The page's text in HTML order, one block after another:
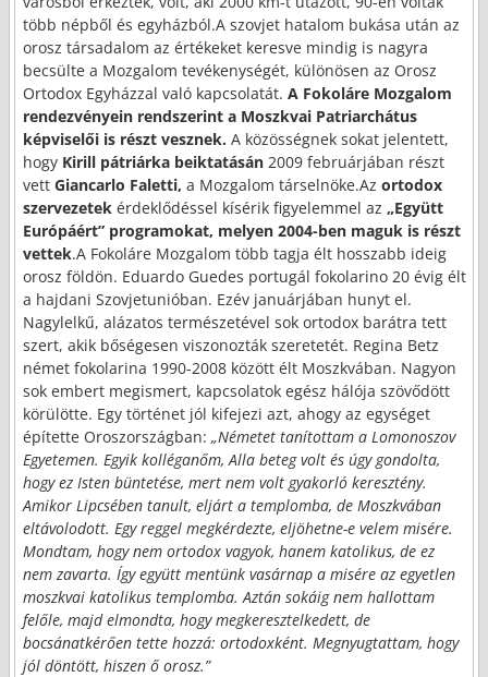
több népből és egyházból.A szovjet hatalom bukása után az
orosz társadalom az értékeket keresve mindig is nagyra
becsülte a Mozgalom tevékenységét, különösen az Orosz
Ortodox Egyházzal való kapcsolatát. A Fokoláre Mozgalom
rendezvényein rendszerint a Moszkvai Patriarchátus
képviselői is részt vesznek. A közösségnek sokat jelentett,
hogy Kirill pátriárka beiktatásán 2009 februárjában részt
vett Giancarlo Faletti, a Mozgalom társelnöke.Az ortodox
szervezetekérdeklődéssel kísérik figyelemmel az „Együtt
Európáért” programokat, melyen 2004-ben maguk is részt
vettek.A Fokoláre Mozgalom több tagja élt hosszabb ideig
orosz földön. Eduardo Guedes portugál fokolarino 20 évig élt
a hajdani Szovjetunióban. Ezév januárjában hunyt el.
Nagylelkű, alázatos természetével sok ortodox barátra tett
szert, akik bőségesen viszonozták szeretetét. Regina Betz
német fokolarina 1990-2008 között élt Moszkvában. Nagyon
sok embert megismert, kapcsolatok egész hálója szövődött
körülötte. Egy történet jól kifejezi azt, ahogy az egységet
építette Oroszországban: „Németet tanítottam a Lomonoszov
Egyetemen. Egyik kolléganőm, Alla beteg volt és úgy gondolta,
hogy ez Isten büntetése, mert nem volt gyakorló keresztény.
Amikor Lipcsében tanult, eljárt a templomba, de Moszkvában
eltávolodott. Egy reggel megkérdezte, eljöhetne-e velem misére.
Mondtam, hogy nem ortodox vagyok, hanem katolikus, de ez
nem zavarta. Így együtt mentünk vasárnap a misére az egyetlen
moszkvai katolikus templomba. Aztán sokáig nem hallottam
felőle, majd elmondta, hogy megkeresztelkedett, de
bocsánatkérően tette hozzá: ortodoxként. Megnyugtattam, hogy
jól döntött, hiszen ő orosz.”